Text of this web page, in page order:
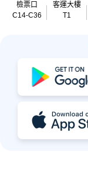
檢票口
C14-C36
客運大樓
T1